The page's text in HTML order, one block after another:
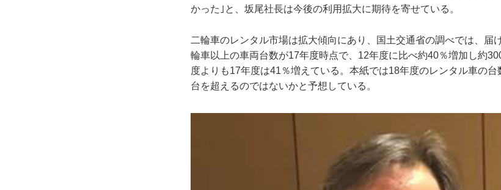
かった｣と、坂尾社長は今後の利用拡大に期待を寄せている。
二輪車のレンタル市場は拡大傾向にあり、国土交通省の調べでは、届
輪車以上の車両台数が17年度時点で、12年度に比べ約40％増加し約
度よりも17年度は41％増えている。本紙では18年度のレンタル車の
台を超えるのではないかと予想している。